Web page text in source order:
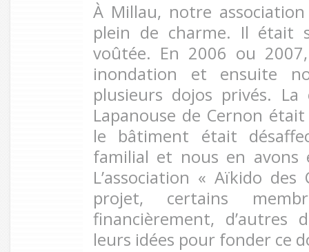
À Millau, notre
plein de charme. Il était
voûtée. En 2006 ou
inondation et ensuite
plusieurs dojos privés.
Lapanouse de Cernon
le bâtiment était
familial et nous en avons
L’association « Aïkido
projet, certains
financièrement,
leurs idées pour fonder ce